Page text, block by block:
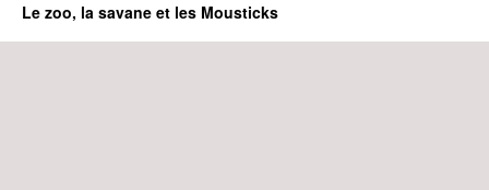
Le zoo, la savane et les Mousticks